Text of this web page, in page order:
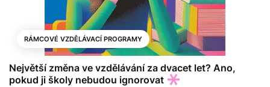
RÁMCOVÉ VZDĚLÁVACÍ PROGRAMY
Největší změna ve vzdělávání za dvacet let? Ano,
pokud ji školy nebudou ignorovat